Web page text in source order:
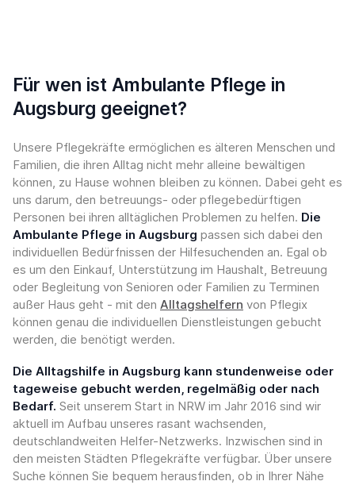
Für wen ist Ambulante Pflege in
Augsburg geeignet?
Unsere Pflegekräfte ermöglichen es älteren Menschen und
Familien, die ihren Alltag nicht mehr alleine bewältigen
können, zu Hause wohnen bleiben zu können. Dabei geht es
uns darum, den betreuungs- oder pflegebedürftigen
Personen bei ihren alltäglichen Problemen zu helfen. Die
Ambulante Pflege in Augsburg passen sich dabei den
individuellen Bedürfnissen der Hilfesuchenden an. Egal ob
es um den Einkauf, Unterstützung im Haushalt, Betreuung
oder Begleitung von Senioren oder Familien zu Terminen
außer Haus geht - mit den Alltagshelfern von Pflegix
können genau die individuellen Dienstleistungen gebucht
werden, die benötigt werden.
Die Alltagshilfe in Augsburg kann stundenweise oder
tageweise gebucht werden, regelmäßig oder nach
Bedarf. Seit unserem Start in NRW im Jahr 2016 sind wir
aktuell im Aufbau unseres rasant wachsenden,
deutschlandweiten Helfer-Netzwerks. Inzwischen sind in
den meisten Städten Pflegekräfte verfügbar. Über unsere
Suche können Sie bequem herausfinden, ob in Ihrer Nähe